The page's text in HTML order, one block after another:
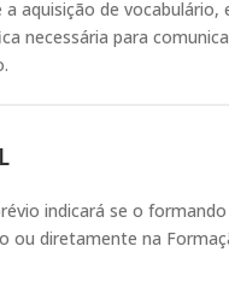
a aquisição de vocabulário,
necessária para
indicará se o
ou diretamente na